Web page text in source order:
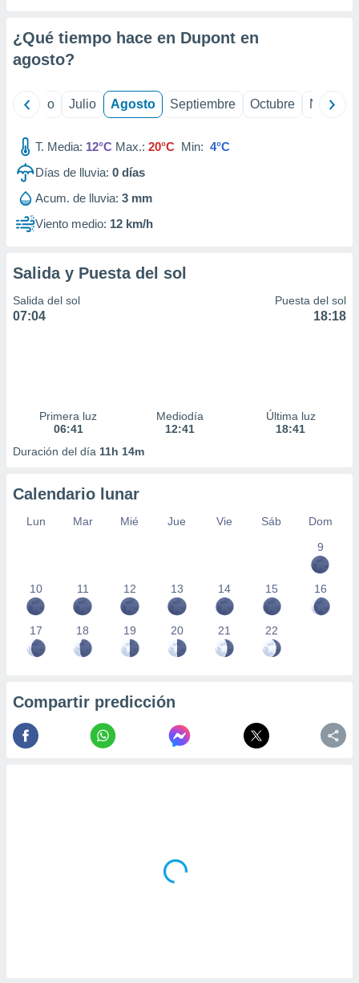
e
mediante
publicidad
publicidad
de
1199
¿Qué tiempo hace en Dupont en
agosto?
Junio Julio Agosto Septiembre Octubre
T. Media: 12°C Max.: 20°C Min: 4°C
Días de lluvia: 0 días
Acum. de lluvia: 3 mm
Viento medio: 12 km/h
Salida y Puesta del sol
Salida del sol
07:04
Puesta del sol
18:18
Primera luz
06:41
Mediodía
12:41
Última luz
18:41
Duración del día 11h 14m
Calendario lunar
Lun Mar Mié Jue Vie Sáb
Dom
9
10 11 12 13 14 15 16
17 18 19 20 21 22
Compartir predicción